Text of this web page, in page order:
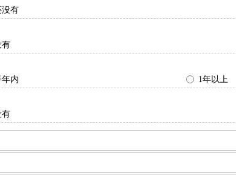
没有
有
年内 1年以上
有